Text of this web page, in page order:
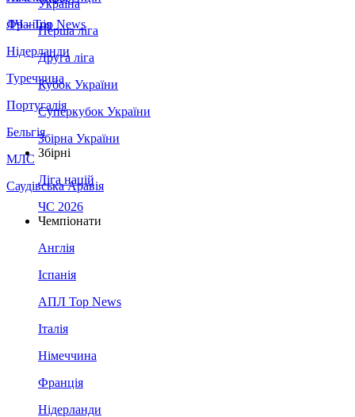
Франція
Нідерланди
Туреччина
Португалія
Бельгія
МЛС
Саудівська Аравія
ЛЧ - Top News
Україна
Перша ліга
Друга ліга
Кубок України
Суперкубок України
Збірна України
Збірні
Ліга націй
ЧС 2026
Чемпіонати
Англія
Іспанія
АПЛ Top News
Італія
Німеччина
Франція
Нідерланди